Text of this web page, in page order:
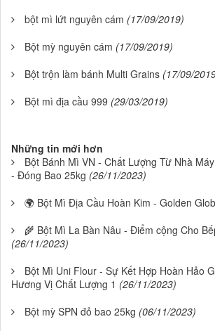
bột mì lứt nguyên cám (17/09/2019)
Bột mỳ nguyên cám (17/09/2019)
Bột trộn làm bánh Multi Grains (17/09/
Bột mì địa cầu 999 (29/03/2019)
Những tin mới hơn
Bột Bánh Mì VN - Chất Lượng Từ Nhà
- Đóng Bao 25kg (26/11/2023)
🌍 Bột Mì Địa Cầu Hoàn Kim - Golden
🌾 Bột Mì La Bàn Nâu - Điểm cộng Cho
(26/11/2023)
Bột Mì Uni Flour - Sự Kết Hợp Hoàn Hảo
Hương Vị Chất Lượng 1 (26/11/2023)
Bột mỳ SPN đỏ bao 25kg (06/11/2023)